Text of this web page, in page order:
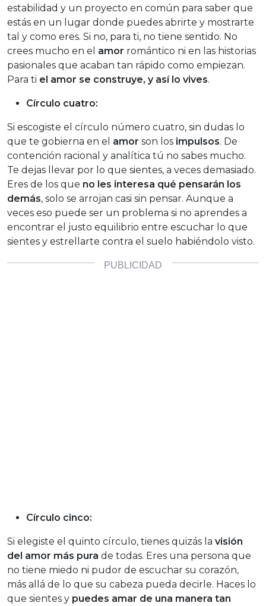
estabilidad y un proyecto en común para saber que
estás en un lugar donde puedes abrirte y mostrarte
tal y como eres. Si no, para ti, no tiene sentido. No
crees mucho en el amor romántico ni en las historias
pasionales que acaban tan rápido como empiezan.
Para ti el amor se construye, y así lo vives.
Círculo cuatro:
Si escogiste el círculo número cuatro, sin dudas lo
que te gobierna en el amor son los impulsos. De
contención racional y analítica tú no sabes mucho.
Te dejas llevar por lo que sientes, a veces demasiado.
Eres de los que no les interesa qué pensarán los
demás, solo se arrojan casi sin pensar. Aunque a
veces eso puede ser un problema si no aprendes a
encontrar el justo equilibrio entre escuchar lo que
sientes y estrellarte contra el suelo habiéndolo visto.
Círculo cinco:
Si elegiste el quinto círculo, tienes quizás la visión
del amor más pura de todas. Eres una persona que
no tiene miedo ni pudor de escuchar su corazón,
más allá de lo que su cabeza pueda decirle. Haces lo
que sientes y puedes amar de una manera tan